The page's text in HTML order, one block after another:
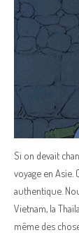
Si on devait
voyage en Asie.
authentique.
Vietnam, la
même des